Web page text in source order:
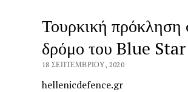
Τουρκική πρόκληση
δρόμο του Blue Star
18 ΣΕΠΤΕΜΒΡΊΟΥ, 2020
hellenicdefence.gr